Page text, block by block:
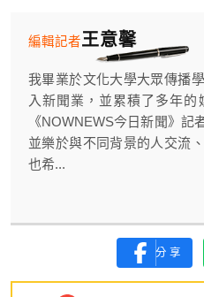
王意馨
編輯記者
我畢業於文化大學大眾傳播
入新聞業，並累積了多年
《NOWNEWS今日新聞》記
並樂於與不同背景的人交流
也希...
分享